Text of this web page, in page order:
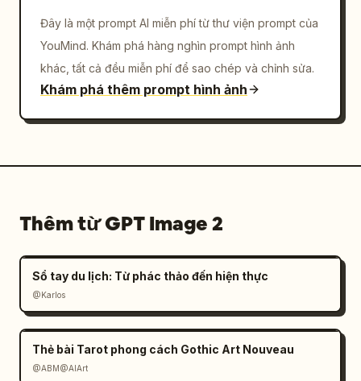
Đây là một prompt AI miễn phí từ thư viện prompt của
YouMind. Khám phá hàng nghìn prompt hình ảnh
khác, tất cả đều miễn phí để sao chép và chỉnh sửa.
Khám phá thêm prompt hình ảnh
Thêm từ GPT Image 2
Sổ tay du lịch: Từ phác thảo đến hiện thực
@Karlos
Thẻ bài Tarot phong cách Gothic Art Nouveau
@ABM@AIArt